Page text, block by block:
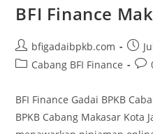
BFI Finance
bfigadaibpkb.com
Cabang BFI Finance
BFI Finance Gadai BPKB
BPKB Cabang Makasar Kota